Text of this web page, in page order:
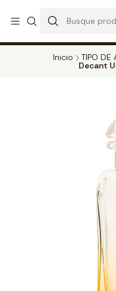
TODOS LOS DECANTS
Inicio TIPO DE
Decant